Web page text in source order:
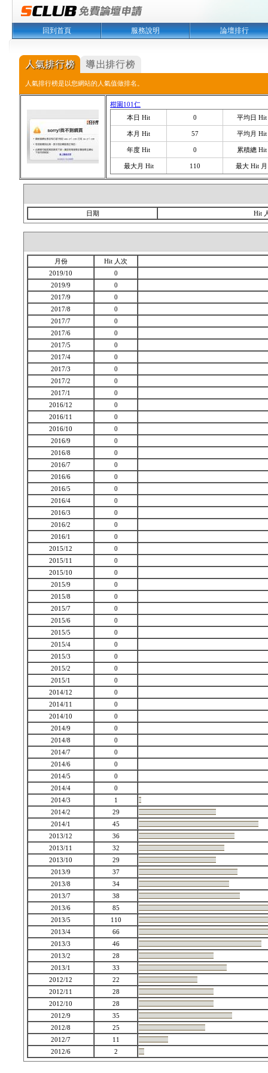
回到首頁 服務說明 論壇排行
人氣排行榜是以您網站的人氣值做排名。
柑園101仁
本日 Hit
0 平均日 Hit
本月 Hit 57 平均月 Hit
年度 Hit 0 累積總 Hit
最大月 Hit 110 最大 Hit 月
日期 Hit
月份
Hit 人次
2019/10
0
2019/9
0
2017/9
0
2017/8
0
2017/7
0
2017/6
0
2017/5
0
2017/4
0
2017/3
0
2017/2
0
2017/1
0
2016/12
0
2016/11
0
2016/10
0
2016/9
0
2016/8
0
2016/7
0
2016/6
0
2016/5
0
2016/4
0
2016/3
0
2016/2
0
2016/1
0
2015/12
0
2015/11
0
2015/10
0
2015/9
0
2015/8
0
2015/7
0
2015/6
0
2015/5
0
2015/4
0
2015/3
0
2015/2
0
2015/1
0
2014/12
0
2014/11
0
2014/10
0
2014/9
0
2014/8
0
2014/7
0
2014/6
0
2014/5
0
2014/4
0
2014/3
1
2014/2
29
2014/1
45
2013/12
36
2013/11
32
2013/10
29
2013/9
37
2013/8
34
2013/7
38
2013/6
85
2013/5
110
2013/4
66
2013/3
46
2013/2
28
2013/1
33
2012/12
22
2012/11
28
2012/10
28
2012/9
35
2012/8
25
2012/7
11
2012/6
2